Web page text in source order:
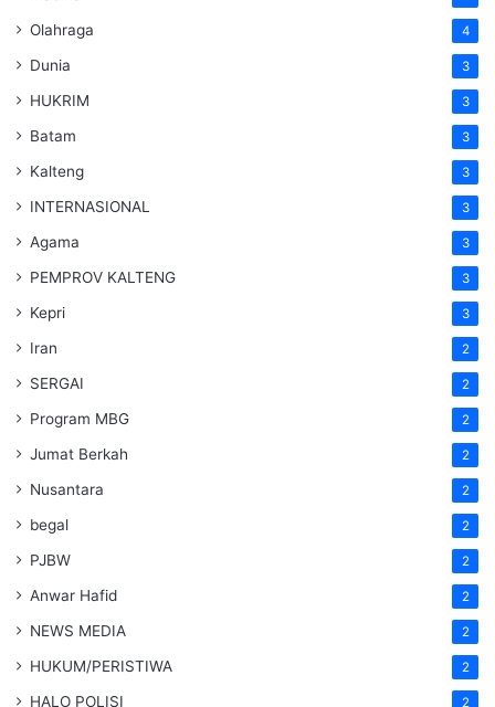
Olahraga 4
Dunia 3
HUKRIM 3
Batam 3
Kalteng 3
INTERNASIONAL 3
Agama 3
PEMPROV KALTENG 3
Kepri 3
Iran 2
SERGAI 2
Program MBG 2
Jumat Berkah 2
Nusantara 2
begal 2
PJBW 2
Anwar Hafid 2
NEWS MEDIA 2
HUKUM/PERISTIWA 2
HALO POLISI 2